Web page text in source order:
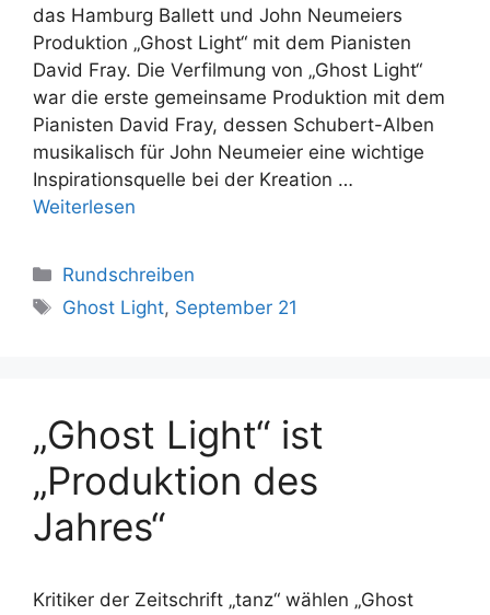
das Hamburg Ballett und John Neumeiers
Produktion „Ghost Light“ mit dem Pianisten
David Fray. Die Verfilmung von „Ghost Light“
war die erste gemeinsame Produktion mit dem
Pianisten David Fray, dessen Schubert-Alben
musikalisch für John Neumeier eine wichtige
Inspirationsquelle bei der Kreation …
Weiterlesen
Kategorien
Rundschreiben
Schlagwörter
Ghost Light, September 21
„Ghost Light“ ist
„Produktion des
Jahres“
Kritiker der Zeitschrift „tanz“ wählen „Ghost